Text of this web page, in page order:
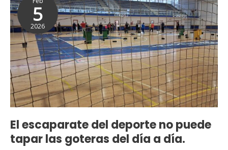
5
2026
El escaparate del deporte no puede
tapar las goteras del día a día.
escaparate
del
deporte
no
puede
tapar
las
goteras
del
día
a
día.